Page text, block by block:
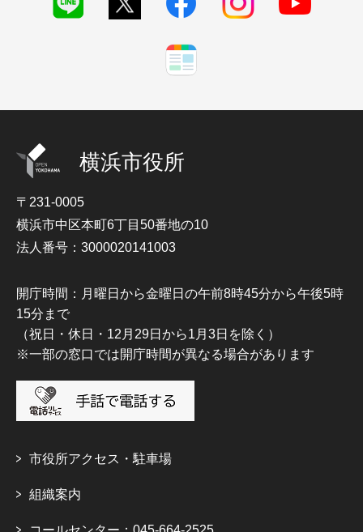
横浜市役所
〒231-0005
横浜市中区本町6丁目50番地の10
法人番号：3000020141003
開庁時間：月曜日から金曜日の午前8時45分から午後5時
15分まで
（祝日・休日・12月29日から1月3日を除く）
※一部の窓口では開庁時間が異なる場合があります
市役所アクセス・駐車場
組織案内